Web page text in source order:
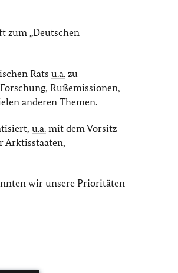
zum „Deutschen
Ratsu.a. zu
Rußemissionen,
anderen Themen.
u.a. mit dem Vorsitz
Arktisstaaten,
wir unsere Prioritäten